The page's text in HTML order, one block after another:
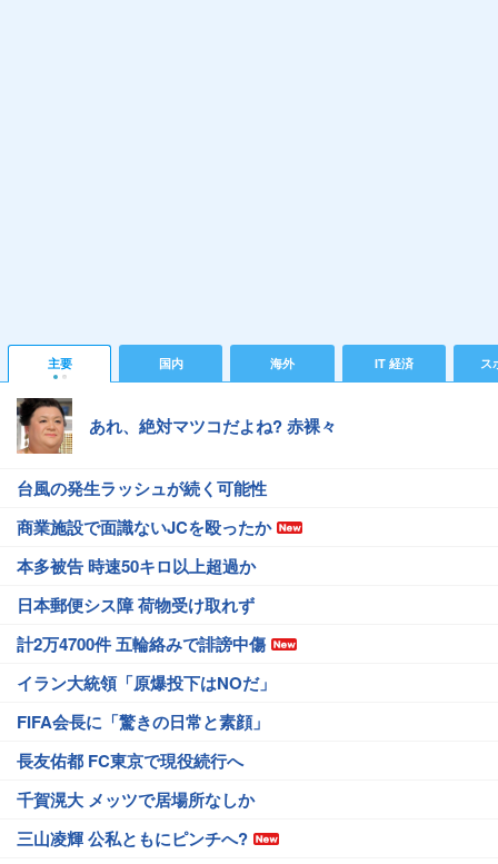
主要 国内 海外 IT 経済 ス
あれ、絶対マツコだよね? 赤裸々
台風の発生ラッシュが続く可能性
商業施設で面識ないJCを殴ったか
本多被告 時速50キロ以上超過か
日本郵便シス障 荷物受け取れず
計2万4700件 五輪絡みで誹謗中傷
イラン大統領「原爆投下はNOだ」
FIFA会長に「驚きの日常と素顔」
長友佑都 FC東京で現役続行へ
千賀滉大 メッツで居場所なしか
三山凌輝 公私ともにピンチへ?